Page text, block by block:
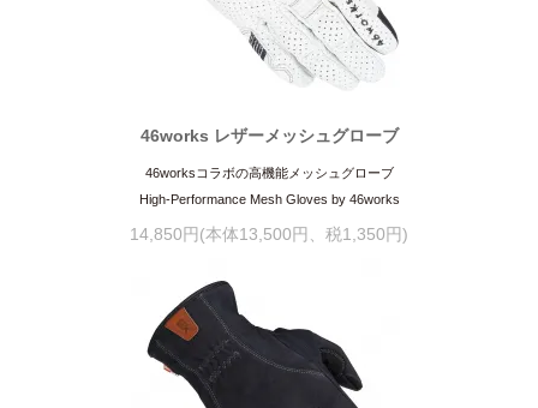
46works レザーメッシュグローブ
46worksコラボの高機能メッシュグローブ
High-Performance Mesh Gloves by 46works
14,850円(本体13,500円、税1,350円)